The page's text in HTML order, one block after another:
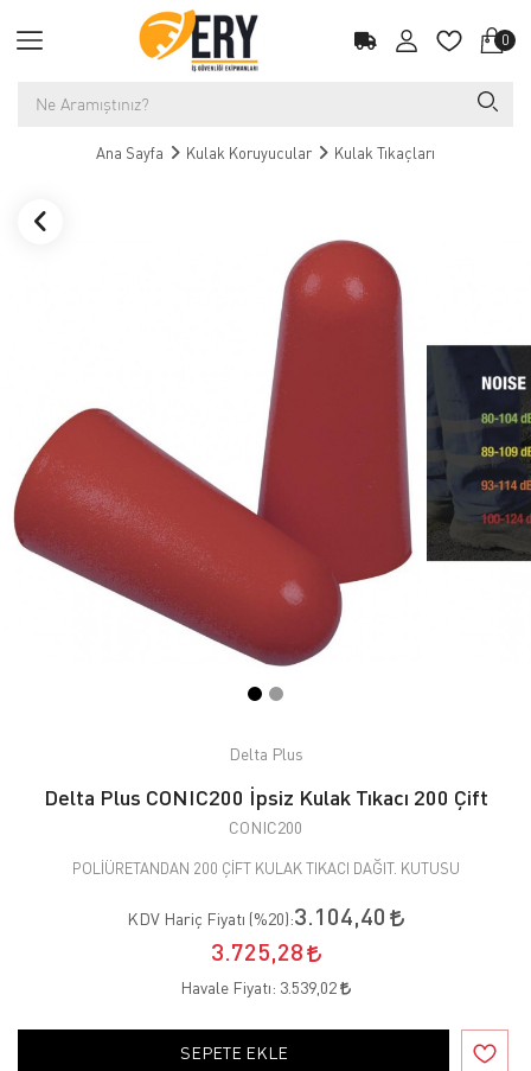
0
Ana Sayfa Kulak Koruyucular Kulak Tıkaçları
Delta Plus
Delta Plus CONIC200 İpsiz Kulak Tıkacı 200 Çift
CONIC200
POLİÜRETANDAN 200 ÇİFT KULAK TIKACI DAĞIT. KUTUSU
KDV Hariç Fiyatı (%20):3.104,40
3.725,28
Havale Fiyatı: 3.539,02
SEPETE EKLE